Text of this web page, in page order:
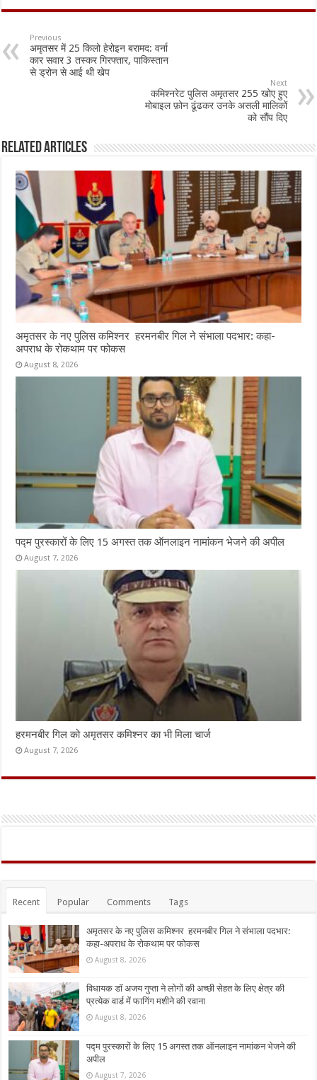
e
b
o
o
at
sA
p
p
ai ar
e
Previous
अमृतसर में 25 किलो हेरोइन बरामद: वर्ना
कार सवार 3 तस्कर गिरफ्तार, पाकिस्तान
से ड्रोन से आई थी खेप
Next
कमिश्नरेट पुलिस अमृतसर 255 खोए हुए
मोबाइल फ़ोन ढूंढकर उनके असली मालिकों
को सौंप दिए
Related Articles
अमृतसर के नए पुलिस कमिश्नर हरमनबीर गिल ने संभाला पदभार: कहा-
अपराध के रोकथाम पर फोकस
August 8, 2026
पद्म पुरस्कारों के लिए 15 अगस्त तक ऑनलाइन नामांकन भेजने की अपील
August 7, 2026
हरमनबीर गिल को अमृतसर कमिश्नर का भी मिला चार्ज
August 7, 2026
Recent Popular Comments Tags
अमृतसर के नए पुलिस कमिश्नर हरमनबीर गिल ने संभाला पदभार:
कहा-अपराध के रोकथाम पर फोकस
August 8, 2026
विधायक डॉ अजय गुप्ता ने लोगों की अच्छी सेहत के लिए क्षेत्र की
प्रत्येक वार्ड में फागिंग मशीने की रवाना
August 8, 2026
पद्म पुरस्कारों के लिए 15 अगस्त तक ऑनलाइन नामांकन भेजने की
अपील
August 7, 2026